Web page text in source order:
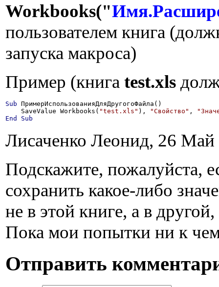
Workbooks("
пользователем книга
запуска макроса)
Пример (книга test.xls
Sub ПримерИспользованияДляДругогоФайла()
    SaveValue Workbooks(
"test.xls" ), "Свойство" ,
End
Sub
Лисаченко Леонид, 26 Май
Подскажите, пожалуйста,
сохранить какое-либо
не в этой книге, а в другой,
Пока мои попытки ни к
Отправить